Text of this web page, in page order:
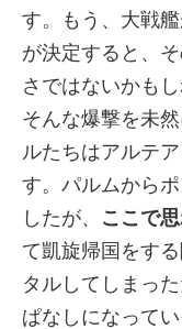
す。もう、大戦
が決定すると、
さではないかもし
そんな爆撃を未
ルたちはアルテ
す。パルムから
したが、 ここで
て凱旋帰国をす
タルしてしまっ
ぱなしになって